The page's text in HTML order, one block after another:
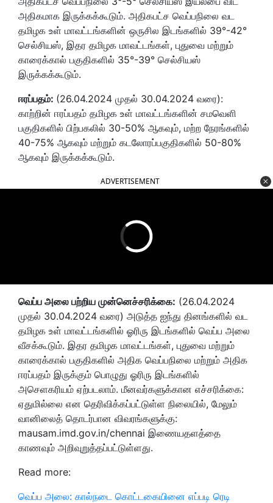
அதிகமாக இருக்கக்கூடும். அதிகபட்ச வெப்பநிலை வட
தமிழக உள் மாவட்டங்களின் ஒருசில இடங்களில் 39°-42°
செல்சியஸ், இதர தமிழக மாவட்டங்கள், புதுவை மற்றும்
காரைக்கால் பகுதிகளில் 35°-39° செல்சியஸ்
இருக்கக்கூடும்.
ஈரப்பதம்: (26.04.2024 முதல் 30.04.2024 வரை):
காற்றின் ஈரப்பதம் தமிழக உள் மாவட்டங்களின் சமவெளி
பகுதிகளில் பிற்பகலில் 30-50% ஆகவும், மற்ற நேரங்களில்
40-75% ஆகவும் மற்றும் கடலோரப்பகுதிகளில் 50-80%
ஆகவும் இருக்கக்கூடும்.
ADVERTISEMENT
வெப்ப அலை பற்றிய முன்னெச்சரிக்கை: (26.04.2024
முதல் 30.04.2024 வரை) அடுத்த ஐந்து தினங்களில் வட
தமிழக உள் மாவட்டங்களில் ஓரிரு இடங்களில் வெப்ப அலை
வீசக்கூடும். இதர தமிழக மாவட்டங்கள், புதுவை மற்றும்
காரைக்கால் பகுதிகளில் அதிக வெப்பநிலை மற்றும் அதிக
ஈரப்பதம் இருக்கும் பொழுது ஓரிரு இடங்களில்
அசெளகரியம் ஏற்படலாம். மீனவர்களுக்கான எச்சரிக்கை:
ஏதுமில்லை என தெரிவிக்கப்பட்டுள்ள நிலையில், மேலும்
வானிலைத் தொடர்பான விவரங்களுக்கு:
mausam.imd.gov.in/chennai இணையதளத்தை
காணவும் அறிவுறுத்தப்பட்டுள்ளது.
Read more:
வெப்ப அலை: கால்நடை கொட்டகையினை எப்படி ரெடி